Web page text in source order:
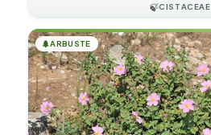
🍃CISTACEAE
🌲ARBUSTE